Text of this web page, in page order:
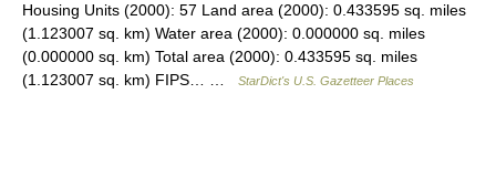
Housing Units (2000): 57 Land area (2000): 0.433595 sq. miles
(1.123007 sq. km) Water area (2000): 0.000000 sq. miles
(0.000000 sq. km) Total area (2000): 0.433595 sq. miles
(1.123007 sq. km) FIPS… …
StarDict's U.S. Gazetteer Places